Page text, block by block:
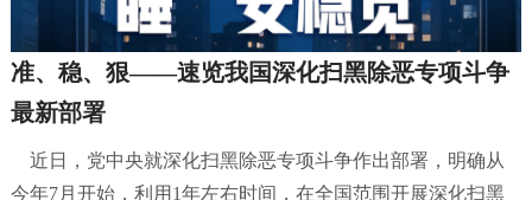
准、稳、狠——速览我国深化扫黑除恶专项斗争
最新部署
近日，党中央就深化扫黑除恶专项斗争作出部署，明确从
今年7月开始，利用1年左右时间，在全国范围开展深化扫黑